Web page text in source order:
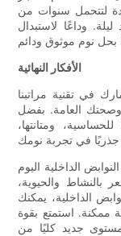
لتتحمل سنوات من
وداعًا لاستبدال
الأفكار النهائية
في تقنية مراتبنا
وصحتك العامة. بفضل
ومتانتها،
الداخلية اليوم
والحيوية،
الداخلية، يمكنك
استمتع بقوة
بمستوى جديد كليًا من